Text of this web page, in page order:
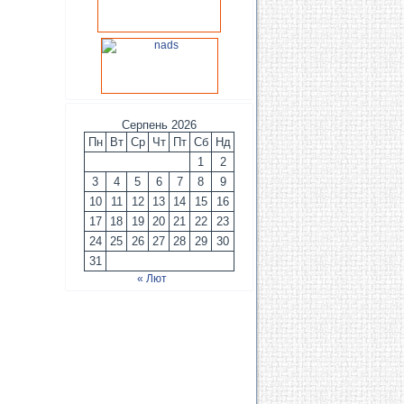
Серпень 2026
Пн
Вт Ср Чт Пт Сб
Нд
1
2
3
4 5 6 7 8
9
10
11 12 13 14 15
16
17
18 19 20 21 22
23
24
25 26 27 28 29
30
31
« Лют